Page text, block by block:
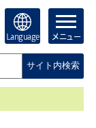
Language メニュー
サイト内検索